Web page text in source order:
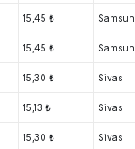
15,45 ₺ Samsun
15,45 ₺ Samsun
15,30 ₺ Sivas
15,13 ₺ Sivas
15,30 ₺ Sivas